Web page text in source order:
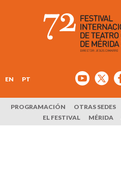
EN PT
PROGRAMACIÓN OTRAS SEDES
EL FESTIVAL
MÉRIDA